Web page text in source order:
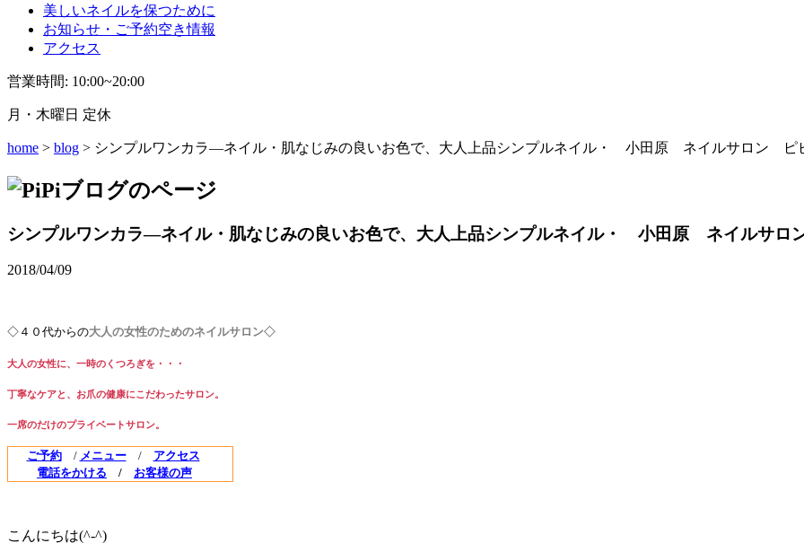
美しいネイルを保つために
お知らせ・ご予約空き情報
アクセス
営業時間: 10:00~20:00
月・木曜日 定休
home > blog > シンプルワンカラ―ネイル・肌なじみの良いお色で、大人上品シンプルネイル・ 小田原 ネイルサロン ピ
シンプルワンカラ―ネイル・肌なじみの良いお色で、大人上品シンプルネイル・ 小田原 ネイルサ
2018/04/09
◇４０代からの大人の女性のためのネイルサロン◇
大人の女性に、一時のくつろぎを・・・
丁寧なケアと、お爪の健康にこだわったサロン。
一席のだけのプライベートサロン。
ご予約/ メニュー/ アクセス
電話をかける / お客様の声
こんにちは(^-^)